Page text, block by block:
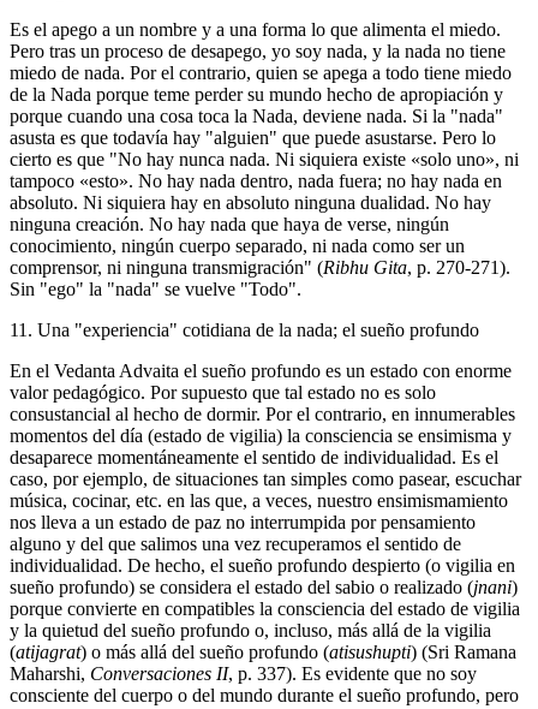
Es el apego a un nombre y a una forma lo que alimenta el miedo.
Pero tras un proceso de desapego, yo soy nada, y la nada no tiene
miedo de nada. Por el contrario, quien se apega a todo tiene miedo
de la Nada porque teme perder su mundo hecho de apropiación y
porque cuando una cosa toca la Nada, deviene nada. Si la "nada"
asusta es que todavía hay "alguien" que puede asustarse. Pero lo
cierto es que "No hay nunca nada. Ni siquiera existe «solo uno», ni
tampoco «esto». No hay nada dentro, nada fuera; no hay nada en
absoluto. Ni siquiera hay en absoluto ninguna dualidad. No hay
ninguna creación. No hay nada que haya de verse, ningún
conocimiento, ningún cuerpo separado, ni nada como ser un
comprensor, ni ninguna transmigración" (Ribhu Gita, p. 270-271).
Sin "ego" la "nada" se vuelve "Todo".
11. Una "experiencia" cotidiana de la nada; el sueño profundo
En el Vedanta Advaita el sueño profundo es un estado con enorme
valor pedagógico. Por supuesto que tal estado no es solo
consustancial al hecho de dormir. Por el contrario, en innumerables
momentos del día (estado de vigilia) la consciencia se ensimisma y
desaparece momentáneamente el sentido de individualidad. Es el
caso, por ejemplo, de situaciones tan simples como pasear, escuchar
música, cocinar, etc. en las que, a veces, nuestro ensimismamiento
nos lleva a un estado de paz no interrumpida por pensamiento
alguno y del que salimos una vez recuperamos el sentido de
individualidad. De hecho, el sueño profundo despierto (o vigilia en
sueño profundo) se considera el estado del sabio o realizado (jnani)
porque convierte en compatibles la consciencia del estado de vigilia
y la quietud del sueño profundo o, incluso, más allá de la vigilia
(atijagrat) o más allá del sueño profundo (atisushupti) (Sri Ramana
Maharshi, Conversaciones II, p. 337). Es evidente que no soy
consciente del cuerpo o del mundo durante el sueño profundo, pero